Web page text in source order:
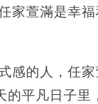
家萱滿是幸
感的人，任
的平凡日子